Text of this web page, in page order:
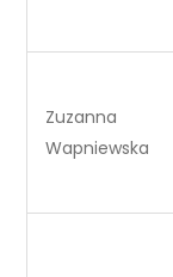
Zuzanna
Wapniewska